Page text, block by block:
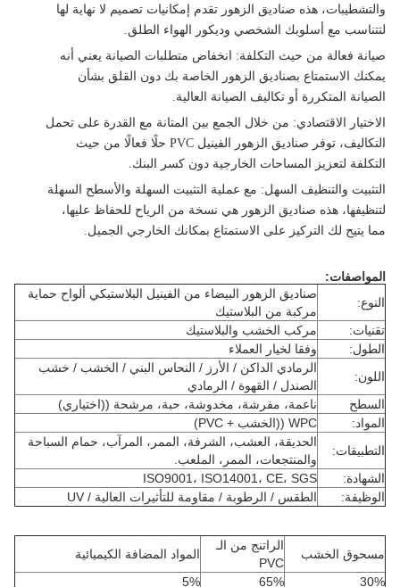
والتشطيبات، هذه صناديق الزهور تقدم إمكانيات تصميم لا نهاية لها
لتتناسب مع أسلوبك الشخصي وديكور الهواء الطلق.
صيانة فعالة من حيث التكلفة: انخفاض متطلبات الصيانة يعني أنه
يمكنك الاستمتاع بصناديق الزهور الخاصة بك دون القلق بشأن
الصيانة المتكررة أو تكاليف الصيانة العالية.
الاختيار الاقتصادي: من خلال الجمع بين المتانة مع القدرة على تحمل
التكاليف، توفر صناديق الزهور الفينيل PVC حلًا فعالًا من حيث
التكلفة لتعزيز المساحات الخارجية دون كسر البنك.
التثبيت والتنظيف السهل : مع عملية التثبيت السهلة والأسطح السهلة
لتنظيفها، هذه صناديق الزهور هي نسخة من الرياح للحفاظ عليها،
مما يتيح لك التركيز على الاستمتاع بمكانك الخارجي الجميل.
المواصفات:
النوع:
صناديق الزهور البيضاء من الفينيل البلاستيكي ألواح حماية
مركبة من البلاستيك
تقنيات:
مركب الخشب والبلاستيك
الطول:
وفقا لخيار العملاء
اللون:
الرمادي الداكن / الأرز / النحاس البني / الخشب / خشب
الصندل / القهوة / الرمادي
السطح
ناعمة، مفرشة، مخدوشة، حبة، مرشحة ((اختياري)
المواد:
WPC ((الخشب + PVC)
التطبيقات:
الحديقة، العشب، الشرفة، الممر، المرآب، حمام السباحة
والمنتجعات، الممر، الملعب.
الشهادة:
ISO9001، ISO14001، CE، SGS
الوظيفة:
الطقس / الرطوبة / مقاومة للتأثيرات العالية / UV
مسحوق الخشب
الراتنج من الـ
PVC
المواد المضافة الكيميائية
30%
65%
5%